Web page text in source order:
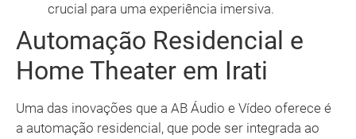
crucial para uma experiência imersiva.
Automação Residencial e
Home Theater em Irati
Uma das inovações que a AB Áudio e Vídeo oferece é
a automação residencial, que pode ser integrada ao